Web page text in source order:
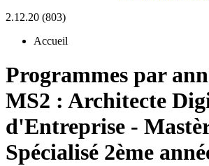
2.12.20 (803)
Accueil
Programmes par
MS2 : Architecte
d'Entreprise -
Spécialisé 2ème